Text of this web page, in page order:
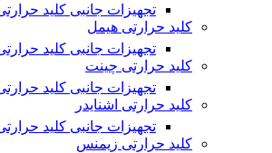
تجهیزات جانبی کلید
کلید حرارتی هیمل
تجهیزات جانبی کلید
کلید حرارتی چینت
تجهیزات جانبی کلید
کلید حرارتی اشنایدر
تجهیزات جانبی کلید
کلید حرارتی زیمنس